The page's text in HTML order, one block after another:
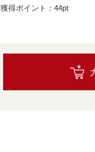
獲得ポイント：44pt